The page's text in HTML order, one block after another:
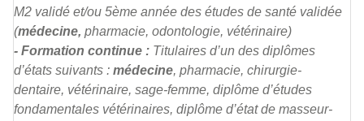
M2 validé et/ou 5ème année des études de santé validée
(médecine, pharmacie, odontologie, vétérinaire)
- Formation continue : Titulaires d’un des diplômes
d’états suivants : médecine, pharmacie, chirurgie-
dentaire, vétérinaire, sage-femme, diplôme d’études
fondamentales vétérinaires, diplôme d’état de masseur-